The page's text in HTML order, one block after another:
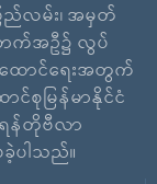
ည်လမ်း၊ အမှတ်
ာက်အဦ၌ လွပ်
ထောင်ရေးအတွက်
င်စုမြန်မာနိုင်ငံ
ရန်တိုဗီလာ
ပါသည်။